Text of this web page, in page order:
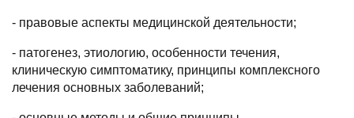
- правовые аспекты медицинской деятельности;
- патогенез, этиологию, особенности течения,
клиническую симптоматику, принципы комплексного
лечения основных заболеваний;